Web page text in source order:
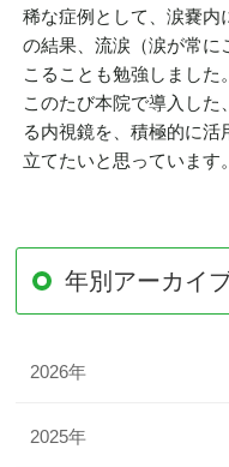
稀な症例として、涙嚢内
の結果、流涙（涙が常に
こることも勉強しました。
このたび本院で導入した
る内視鏡を、積極的に
立てたいと思っています。
年別アーカイ
2026年
2025年